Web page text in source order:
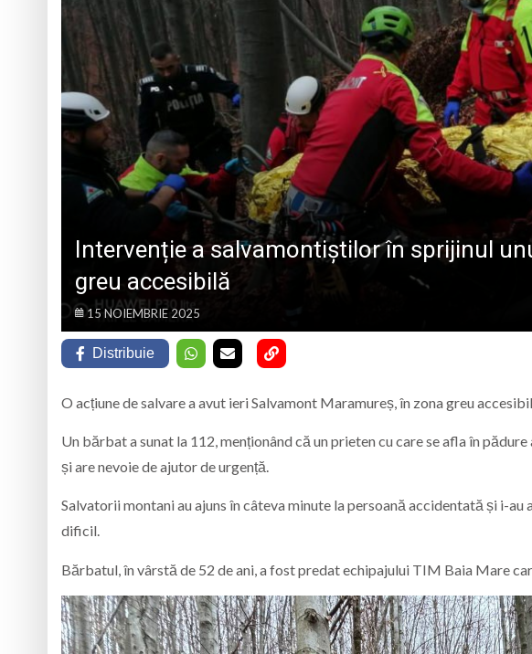
Eveniment special la Baia Mare, la
„Zilele Moiseiului” se vor
Biblioteca Municipală „Laurențiu
Muzeul de Mineralogie Baia Mare,
„CÂNTECELE MUNȚILOR” DE LA SIBIU
DE SINCERITATE
ALE
Intervenție a salvamontiștilor în sprijinul
greu accesibilă
15 NOIEMBRIE 2025
Distribuie
O acțiune de salvare a avut ieri Salvamont Maramureș, în zona greu
Un bărbat a sunat la 112, menționând că un prieten cu care se afla în
și are nevoie de ajutor de urgență.
Salvatorii montani au ajuns în câteva minute la persoană accidentată și i-
dificil.
Bărbatul, în vârstă de 52 de ani, a fost predat echipajului TIM Baia Mare